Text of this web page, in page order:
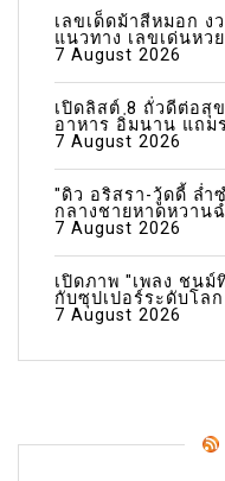
เลขเด็ดม้าสีหมอก ง
แนวทาง เลขเด่นหว
7 August 2026
เปิดลิสต์ 8 ถั่วดีต่อสุ
อาหาร อิ่มนาน แถม
7 August 2026
"ดิว อริสรา-วู้ดดี้ ล่ำ
กลางชายหาดหวาน
7 August 2026
เปิดภาพ "เพลง ชน
กับซุปเปอร์ระดับโลก
7 August 2026